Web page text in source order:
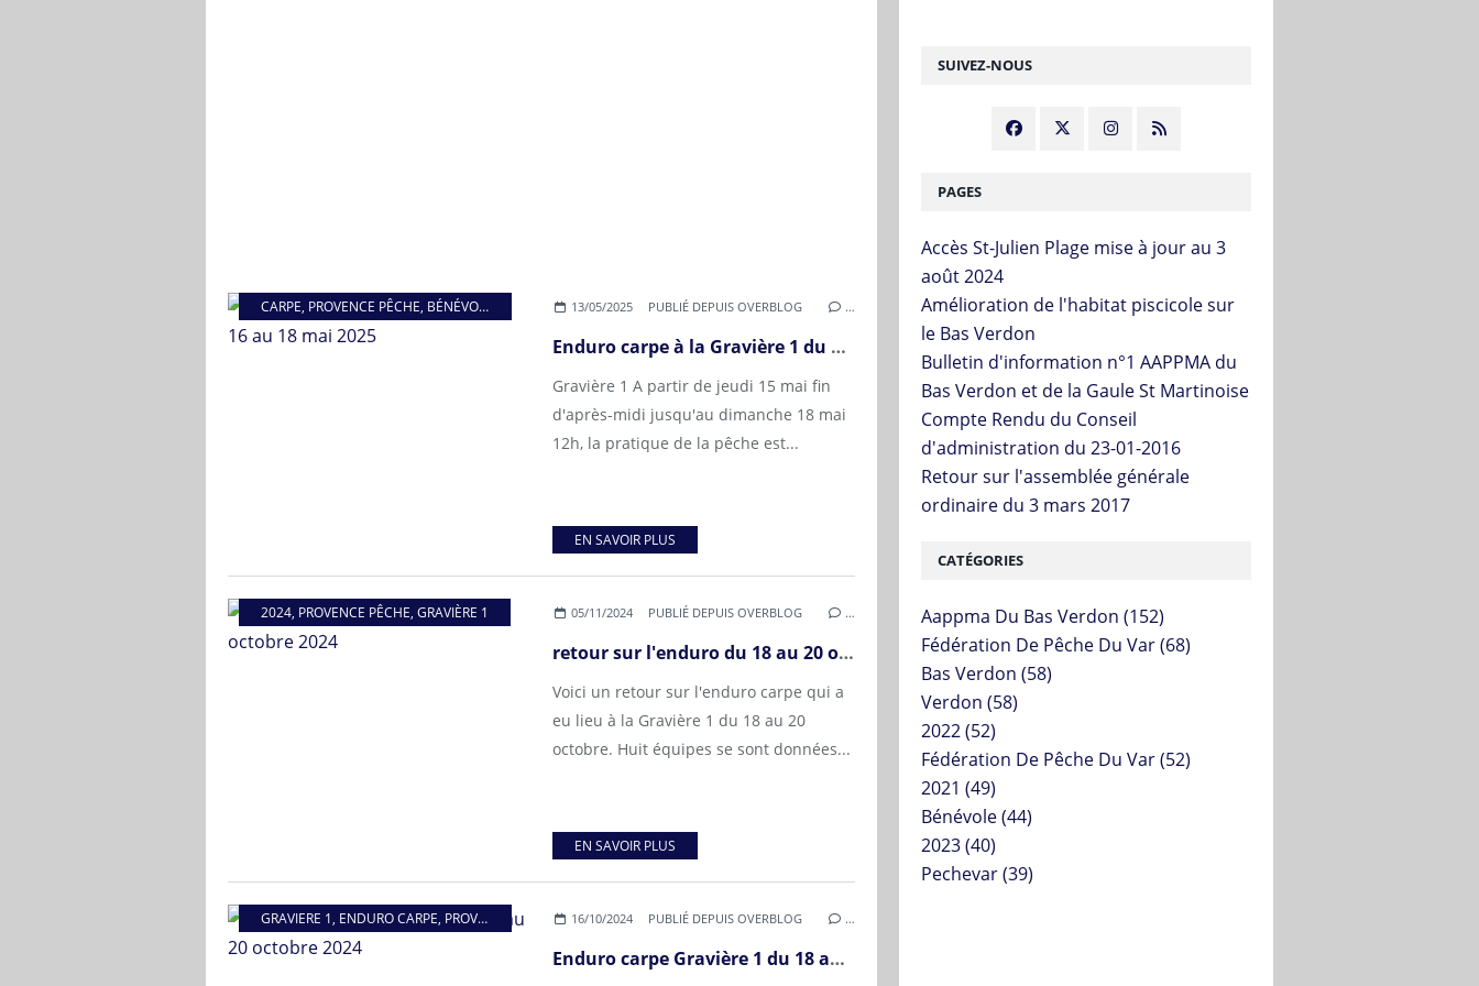
CARPE, PROVENCE PÊCHE, BÉNÉVOLAT BÉNÉVOLE,GRAVIÈRE 1
13/05/2025 PUBLIÉ DEPUIS OVERBLOG …
Enduro carpe à la Gravière 1 du 16 au 18 mai 2025
Gravière 1 A partir de jeudi 15 mai fin
d'après-midi jusqu'au dimanche 18 mai
12h, la pratique de la pêche est...
EN SAVOIR PLUS
2024, PROVENCE PÊCHE, GRAVIÈRE 1 05/11/2024 PUBLIÉ DEPUIS OVERBLOG …
retour sur l'enduro du 18 au 20 octobre 2024
Voici un retour sur l'enduro carpe qui a
eu lieu à la Gravière 1 du 18 au 20
octobre. Huit équipes se sont données...
EN SAVOIR PLUS
GRAVIERE 1, ENDURO CARPE, PROVENCE PÊCHE ,FÉDÉRATION DE PÊCHE DU VAR,MAIRIE DE VINON SUR VERDON
16/10/2024 PUBLIÉ DEPUIS OVERBLOG …
Enduro carpe Gravière 1 du 18 au 20 octobre 2024
SUIVEZ-NOUS
PAGES
Accès St-Julien Plage mise à jour au 3
août 2024
Amélioration de l'habitat piscicole sur
le Bas Verdon
Bulletin d'information n°1 AAPPMA du
Bas Verdon et de la Gaule St Martinoise
Compte Rendu du Conseil
d'administration du 23-01-2016
Retour sur l'assemblée générale
ordinaire du 3 mars 2017
CATÉGORIES
Aappma Du Bas Verdon (152)
Fédération De Pêche Du Var(68)
Bas Verdon (58)
Verdon (58)
2022(52)
Fédération De Pêche Du Var(52)
2021 (49)
Bénévole(44)
2023(40)
Pechevar(39)